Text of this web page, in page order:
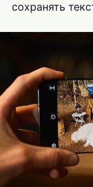
сохранять